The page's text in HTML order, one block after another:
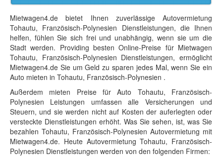
Mietwagen4.de bietet Ihnen zuverlässige Autovermietung
Tohautu, Französisch-Polynesien Dienstleistungen, die Ihnen
helfen, fühlen Sie sich frei und unabhängig, wenn sie um die
Stadt werden. Providing besten Online-Preise für Mietwagen
Tohautu, Französisch-Polynesien Dienstleistungen, ermöglicht
Mietwagen4.de Sie um Geld zu sparen jedes Mal, wenn Sie ein
Auto mieten in Tohautu, Französisch-Polynesien .
Außerdem mieten Preise für Auto Tohautu, Französisch-
Polynesien Leistungen umfassen alle Versicherungen und
Steuern, und sie werden nicht auf Kosten der auferlegten oder
versteckte Dienstleistungen erhöht. Was Sie sehen, ist, was Sie
bezahlen Tohautu, Französisch-Polynesien Autovermietung mit
Mietwagen4.de. Heute Autovermietung Tohautu, Französisch-
Polynesien Dienstleistungen werden von den folgenden Firmen: